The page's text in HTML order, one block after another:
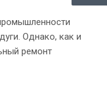
Однако, как и
ремонт